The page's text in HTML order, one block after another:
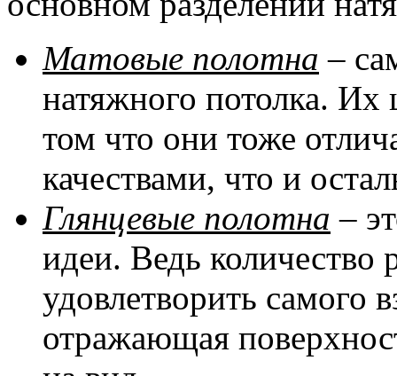
Матовые полотна –
натяжного потолка. Их
том что они тоже
качествами, что и
Глянцевые полотна –
идеи. Ведь количество
удовлетворить самого
отражающая